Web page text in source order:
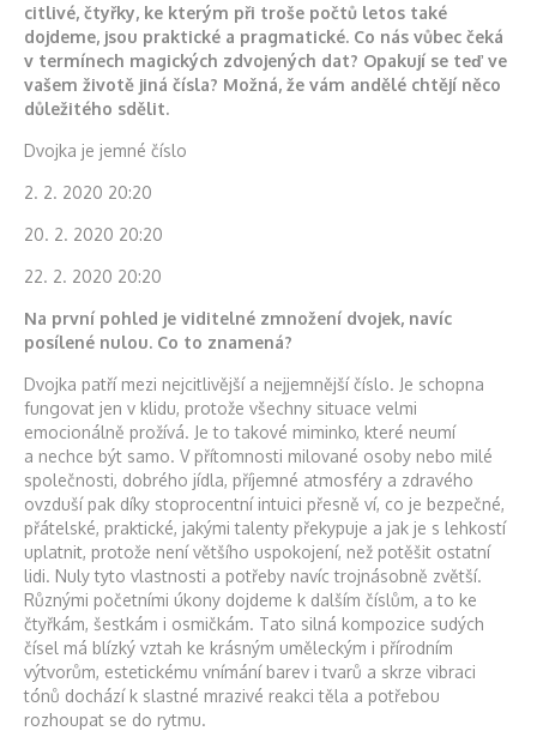
citlivé, čtyřky, ke kterým při troše počtů letos také
dojdeme, jsou praktické a pragmatické. Co nás vůbec čeká
v termínech magických zdvojených dat? Opakují se teď ve
vašem životě jiná čísla? Možná, že vám andělé chtějí něco
důležitého sdělit.
Dvojka je jemné číslo
2. 2. 2020 20:20
20. 2. 2020 20:20
22. 2. 2020 20:20
Na první pohled je viditelné zmnožení dvojek, navíc
posílené nulou. Co to znamená?
Dvojka patří mezi nejcitlivější a nejjemnější číslo. Je schopna
fungovat jen v klidu, protože všechny situace velmi
emocionálně prožívá. Je to takové miminko, které neumí
a nechce být samo. V přítomnosti milované osoby nebo milé
společnosti, dobrého jídla, příjemné atmosféry a zdravého
ovzduší pak díky stoprocentní intuici přesně ví, co je bezpečné,
přátelské, praktické, jakými talenty překypuje a jak je s lehkostí
uplatnit, protože není většího uspokojení, než potěšit ostatní
lidi. Nuly tyto vlastnosti a potřeby navíc trojnásobně zvětší.
Různými početními úkony dojdeme k dalším číslům, a to ke
čtyřkám, šestkám i osmičkám. Tato silná kompozice sudých
čísel má blízký vztah ke krásným uměleckým i přírodním
výtvorům, estetickému vnímání barev i tvarů a skrze vibraci
tónů dochází k slastné mrazivé reakci těla a potřebou
rozhoupat se do rytmu.